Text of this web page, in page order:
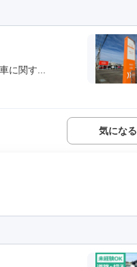
に関す...
気になる